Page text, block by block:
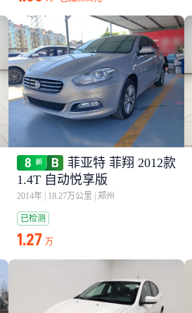
菲亚特 菲翔 2012款
1.4T 自动悦享版
2014年 18.27万公里 郑州
已检测
1.27 万